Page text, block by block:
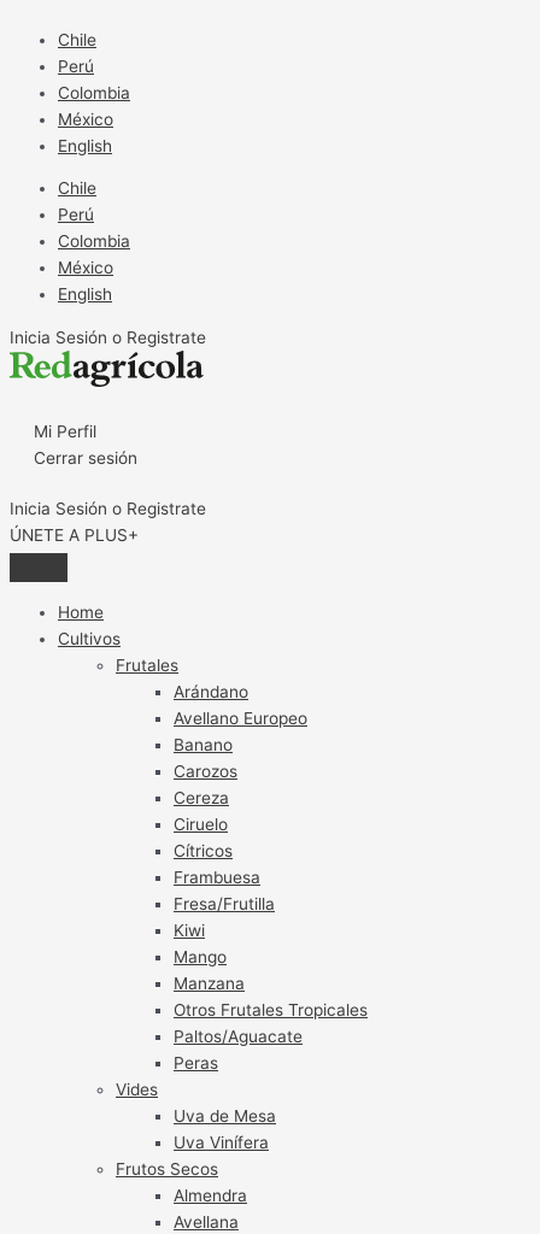
contenido
Chile
Perú
Colombia
México
English
Chile
Perú
Colombia
México
English
Inicia Sesión o Registrate
Mi Perfil
Cerrar sesión
Inicia Sesión o Registrate
ÚNETE A PLUS+
Home
Cultivos
Frutales
Arándano
Avellano Europeo
Banano
Carozos
Cereza
Ciruelo
Cítricos
Frambuesa
Fresa/Frutilla
Kiwi
Mango
Manzana
Otros Frutales Tropicales
Paltos/Aguacate
Peras
Vides
Uva de Mesa
Uva Vinífera
Frutos Secos
Almendra
Avellana